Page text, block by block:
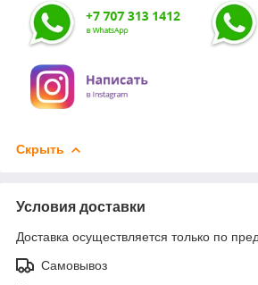
Скрыть
Условия доставки
Доставка осуществляется только по
Самовывоз